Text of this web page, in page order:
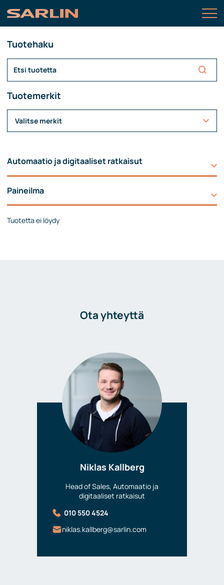
Tuotehaku
Tuotemerkit
Valitse merkit
Automaatio ja digitaaliset ratkaisut
Paineilma
Tuotetta ei löydy
Ota yhteyttä
Niklas Kallberg
Head of Sales, Automaatio ja
digitaaliset ratkaisut
010 550 4524
niklas.kallberg@sarlin.com